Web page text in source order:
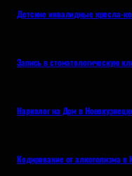
Детские инвалидные кресла-
Запись в стоматологическую
Нарколог на Дом в
Кодирование от алкоголизма